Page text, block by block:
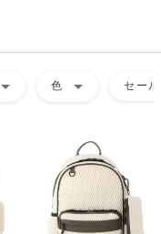
arrow_drop_down 色 arrow_drop_down セール